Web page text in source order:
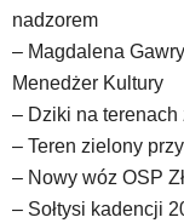
jest
w
standardowy
sposób.
stronie
mogą
się
nadzorem
– Magdalena
Menedżer Kultury
– Dziki na
– Teren zielony
– Nowy wóz OSP
– Sołtysi kadencji